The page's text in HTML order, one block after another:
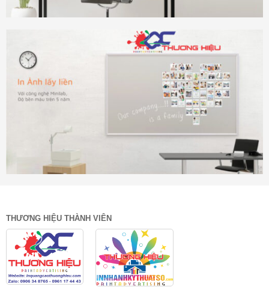
THƯƠNG HIỆU THÀNH VIÊN